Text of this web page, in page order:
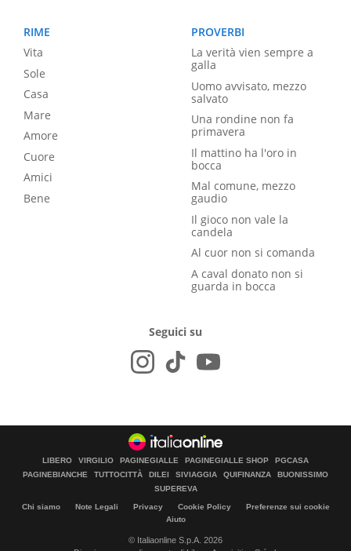
RIME
Vita
Sole
Casa
Mare
Amore
Cuore
Amici
Bene
PROVERBI
La verità vien sempre a
galla
Uomo avvisato, mezzo
salvato
Una rondine non fa
primavera
Il mattino ha l'oro in
bocca
Mal comune, mezzo
gaudio
Il gioco non vale la
candela
Al cuor non si comanda
A caval donato non si
guarda in bocca
Seguici su
LIBERO VIRGILIO PAGINEGIALLE PAGINEGIALLE SHOP
PGCASA
PAGINEBIANCHE
TUTTOCITTÀ DILEI SIVIAGGIA QUIFINANZA
BUONISSIMO
SUPEREVA
Chi siamo Note Legali Privacy Cookie Policy
Preferenze sui cookie
Aiuto
© Italiaonline S.p.A. 2026